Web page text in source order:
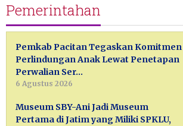
Pemerintahan
Pemkab Pacitan Tegaskan Komitmen
Perlindungan Anak Lewat Penetapan
Perwalian Ser…
6 Agustus 2026
Museum SBY-Ani Jadi Museum
Pertama di Jatim yang Miliki SPKLU,